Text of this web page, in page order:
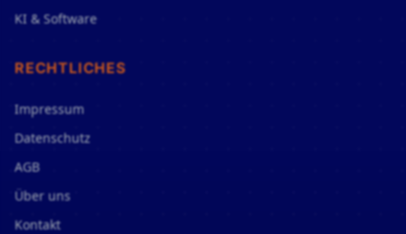
KI & Software
RECHTLICHES
Impressum
Datenschutz
AGB
Über uns
Kontakt